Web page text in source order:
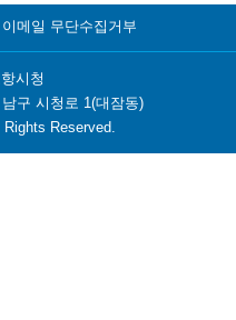
이메일 무단수집거부
시청
구 시청로 1(대잠동)
Reserved.